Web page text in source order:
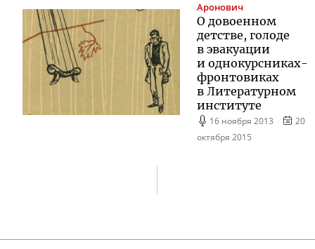
Аронович
О довоенном
детстве, голоде
в эвакуации
и однокурсниках-
фронтовиках
в Литературном
институте
16 ноября 2013
20
октября 2015